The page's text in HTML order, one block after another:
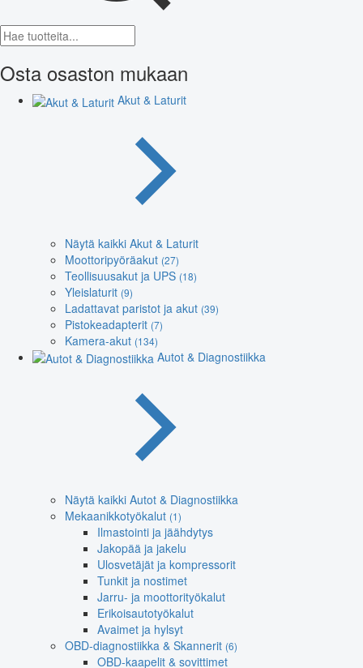
Osta osaston mukaan
Akut & Laturit
Näytä kaikki Akut & Laturit
Moottoripyöräakut (27)
Teollisuusakut ja UPS (18)
Yleislaturit (9)
Ladattavat paristot ja akut (39)
Pistokeadapterit (7)
Kamera-akut (134)
Autot & Diagnostiikka
Näytä kaikki Autot & Diagnostiikka
Mekaanikkotyökalut (1)
Ilmastointi ja jäähdytys
Jakopää ja jakelu
Ulosvetäjät ja kompressorit
Tunkit ja nostimet
Jarru- ja moottorityökalut
Erikoisautotyökalut
Avaimet ja hylsyt
OBD-diagnostiikka & Skannerit (6)
OBD-kaapelit & sovittimet